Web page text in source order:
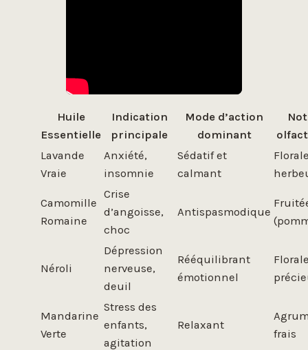
Huile
Essentielle
Indication
principale
Mode d’action
dominant
Lavande
Vraie
Anxiété,
insomnie
Sédatif et
calmant
Camomille
Romaine
Crise
d’angoisse,
choc
Antispasmodique
Néroli
Dépression
nerveuse,
deuil
Rééquilibrant
émotionnel
Mandarine
Verte
Stress des
enfants,
agitation
Relaxant
frais